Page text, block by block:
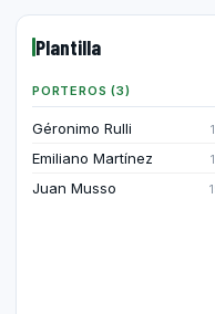
Plantilla
PORTEROS (3)
Géronimo Rulli
Emiliano Martínez
Juan Musso